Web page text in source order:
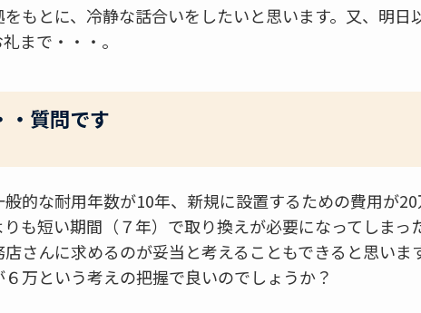
もとに、冷静な話合いをしたいと思います。又、明日
まで・・・。
・質問です
的な耐用年数が10年、新規に設置するための費用が
も短い期間（７年）で取り換えが必要になってしま
さんに求めるのが妥当と考えることもできると思い
万という考えの把握で良いのでしょうか？